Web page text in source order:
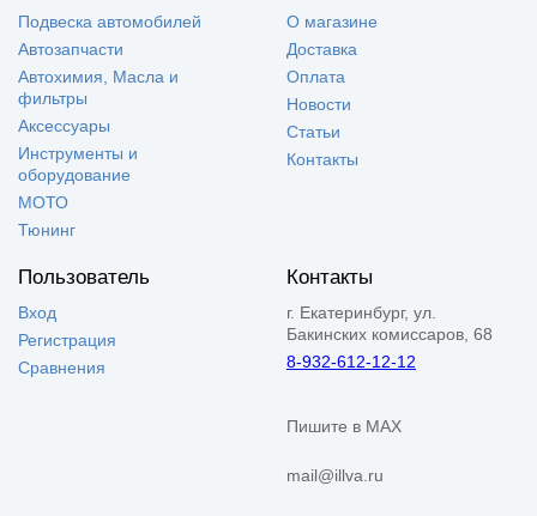
Подвеска автомобилей
Автозапчасти
Автохимия, Масла и
фильтры
Аксессуары
Инструменты и
оборудование
МОТО
Тюнинг
О магазине
Доставка
Оплата
Новости
Статьи
Контакты
Пользователь
Вход
Регистрация
Сравнения
Контакты
г. Екатеринбург, ул.
Бакинских комиссаров, 68
8-932-612-12-12
Пишите в MAX
mail@illva.ru